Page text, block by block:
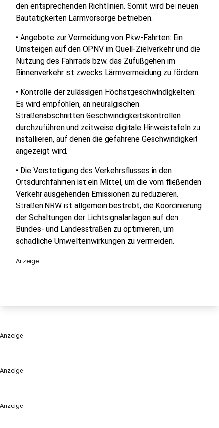
Anzeige
Anzeige
den entsprechenden Richtlinien. Somit wird bei neuen
Bautätigkeiten Lärmvorsorge betrieben.
• Angebote zur Vermeidung von Pkw-Fahrten: Ein
Umsteigen auf den ÖPNV im Quell-Zielverkehr und die
Nutzung des Fahrrads bzw. das Zufußgehen im
Binnenverkehr ist zwecks Lärmvermeidung zu fördern.
• Kontrolle der zulässigen Höchstgeschwindigkeiten:
Es wird empfohlen, an neuralgischen
Straßenabschnitten Geschwindigkeitskontrollen
durchzuführen und zeitweise digitale Hinweistafeln zu
installieren, auf denen die gefahrene Geschwindigkeit
angezeigt wird.
• Die Verstetigung des Verkehrsflusses in den
Ortsdurchfahrten ist ein Mittel, um die vom fließenden
Verkehr ausgehenden Emissionen zu reduzieren.
Straßen.NRW ist allgemein bestrebt, die Koordinierung
der Schaltungen der Lichtsignalanlagen auf den
Bundes- und Landesstraßen zu optimieren, um
schädliche Umwelteinwirkungen zu vermeiden.
Anzeige
Anzeige